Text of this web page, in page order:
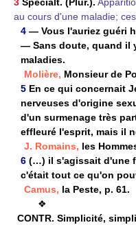
3 Spécialt. (Plur.).
au cours d'une maladie;
4 — Vous l'auriez guéri
— Sans doute, quand il
maladies.
Molière, Monsieur de
5 En ce qui concernait
nerveuses d'origine
d'un surmenage très
effleuré l'esprit, mais il
J. Romains, les
6 (…) il s'agissait d'une
c'était tout ce qu'on
Camus, la Peste, p. 61.
❖
CONTR. Simplicité,